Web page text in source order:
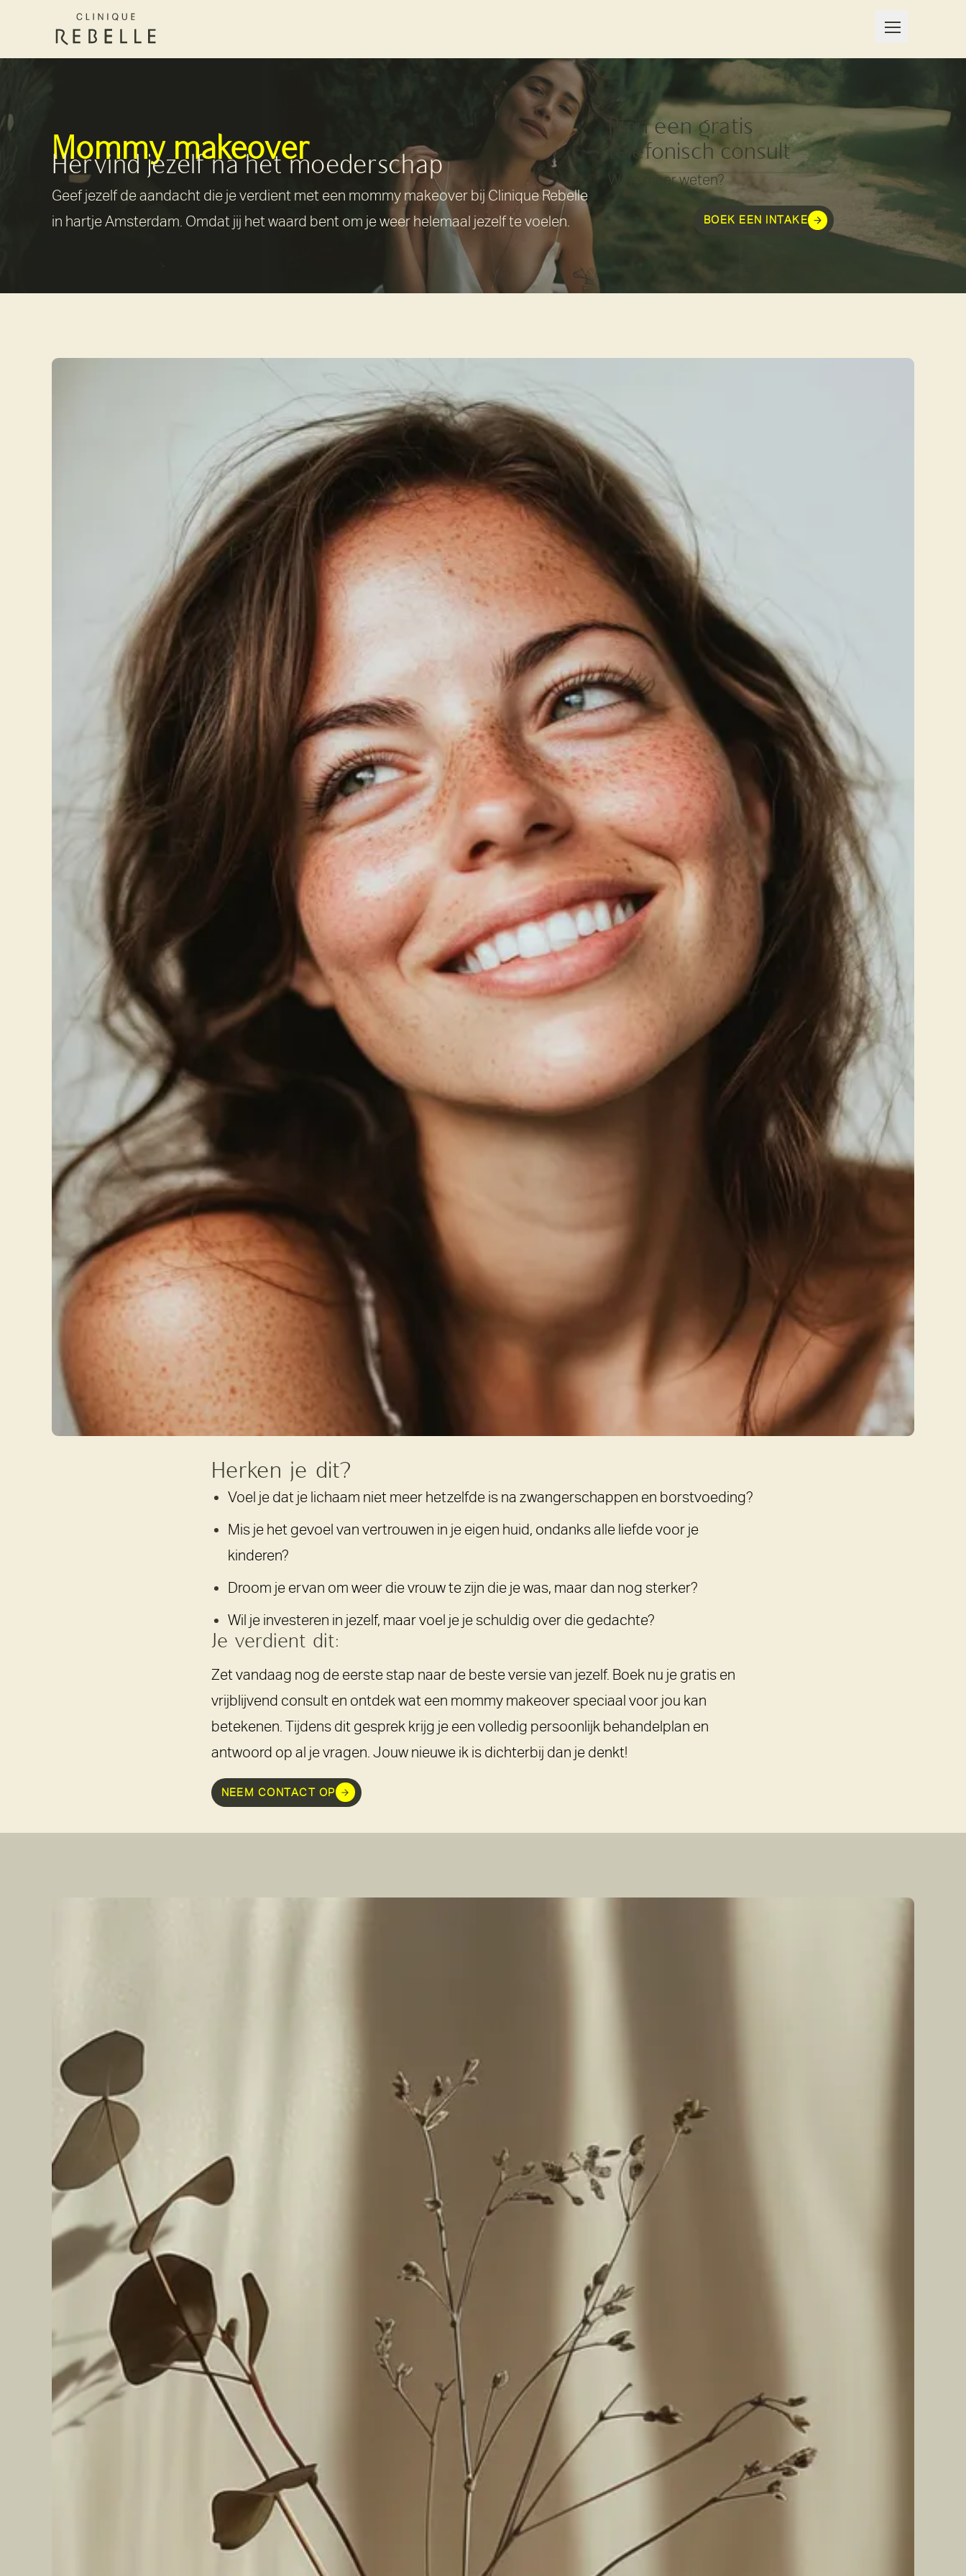
Mommy makeover
Hervind jezelf na het moederschap
Geef jezelf de aandacht die je verdient met een mommy makeover bij Clinique Rebelle
in hartje Amsterdam. Omdat jij het waard bent om je weer helemaal jezelf te voelen.
Plan een gratis
telefonisch consult
Wil je meer weten?
BOEK EEN INTAKE
Herken je dit?
Voel je dat je lichaam niet meer hetzelfde is na zwangerschappen en borstvoeding?
Mis je het gevoel van vertrouwen in je eigen huid, ondanks alle liefde voor je
kinderen?
Droom je ervan om weer die vrouw te zijn die je was, maar dan nog sterker?
Wil je investeren in jezelf, maar voel je je schuldig over die gedachte?
Je verdient dit:
Zet vandaag nog de eerste stap naar de beste versie van jezelf. Boek nu je gratis en
vrijblijvend consult en ontdek wat een mommy makeover speciaal voor jou kan
betekenen. Tijdens dit gesprek krijg je een volledig persoonlijk behandelplan en
antwoord op al je vragen. Jouw nieuwe ik is dichterbij dan je denkt!
NEEM CONTACT OP